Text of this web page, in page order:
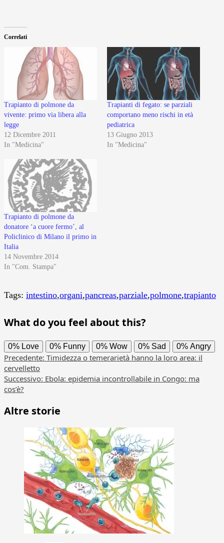
Correlati
Trapianto di polmone da
vivente: primo via libera alla
legge
12 Dicembre 2011
In "Medicina"
Trapianti di fegato: se parziali
comportano meno rischi in età
pediatrica
13 Giugno 2013
In "Medicina"
Trapianto di polmone da
donatore ‘a cuore fermo’, al
Policlinico di Milano il primo in
Italia
14 Novembre 2014
In "Com. Stampa"
Tags: intestino,organi,pancreas,parziale,polmone,trapianto
What do you feel about this?
0% Love 0% Funny 0% Wow 0% Sad 0% Angry
Navigazione
articolo
Precedente: Timidezza o temerarietà hanno la loro area: il
cervelletto
Successivo: Ebola: epidemia incontrollabile in Congo: ma
cos’è?
Altre storie